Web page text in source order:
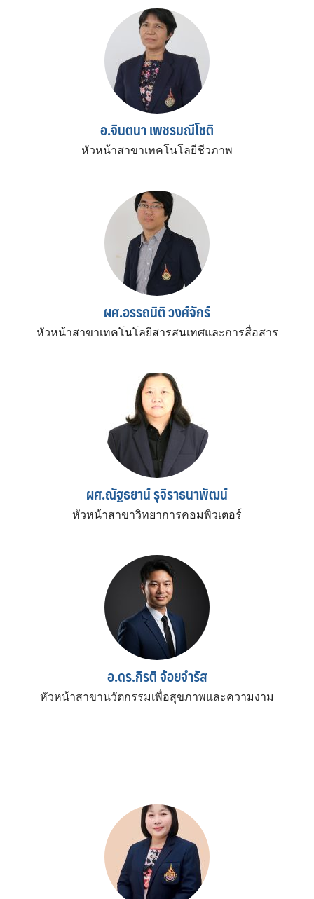
อ.จินตนา เพชรมณีโชติ
หัวหน้าสาขาเทคโนโลยีชีวภาพ
ผศ.อรรถนิติ วงศ์จักร์
หัวหน้าสาขาเทคโนโลยีสารสนเทศและการสื่อสาร
ผศ.ณัฐธยาน์ รุจิราธนาพัฒน์
หัวหน้าสาขาวิทยาการคอมพิวเตอร์
อ.ดร.กีรติ จ้อยจำรัส
หัวหน้าสาขานวัตกรรมเพื่อสุขภาพและความงาม